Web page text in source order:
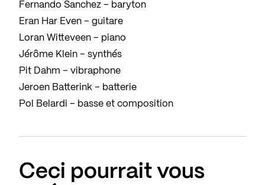
Fernando Sanchez – baryton
Eran Har Even – guitare
Loran Witteveen – piano
Jérôme Klein – synthés
Pit Dahm – vibraphone
Jeroen Batterink – batterie
Pol Belardi – basse et composition
Ceci pourrait vous